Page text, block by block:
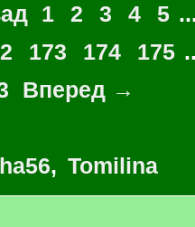
1 2 3 4 5
173 174 175
Вперед →
, Tomilina